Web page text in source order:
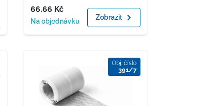
Cena
66.66 Kč
Dostupnost
Na objednávku Zobrazit
Obj. číslo
391/7